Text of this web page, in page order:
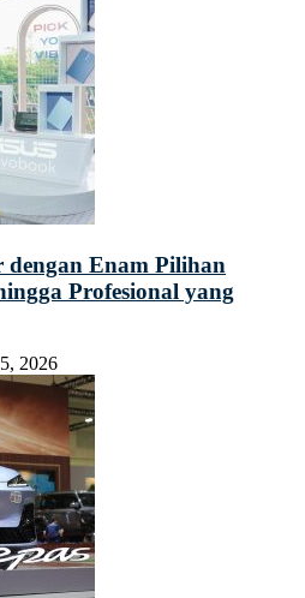
Enam Pilihan
Profesional yang
2026